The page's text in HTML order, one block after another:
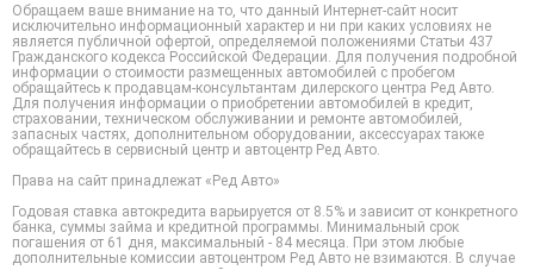
Обращаем ваше внимание на то, что данный Интернет-сайт носит
исключительно информационный характер и ни при каких условиях не
является публичной офертой, определяемой положениями Статьи 437
Гражданского кодекса Российской Федерации. Для получения подробной
информации о стоимости размещенных автомобилей с пробегом
обращайтесь к продавцам-консультантам дилерского центра Ред Авто.
Для получения информации о приобретении автомобилей в кредит,
страховании, техническом обслуживании и ремонте автомобилей,
запасных частях, дополнительном оборудовании, аксессуарах также
обращайтесь в сервисный центр и автоцентр Ред Авто.
Права на сайт принадлежат «Ред Авто»
Годовая ставка автокредита варьируется от 8.5% и зависит от конкретного
банка, суммы займа и кредитной программы. Минимальный срок
погашения от 61 дня, максимальный - 84 месяца. При этом любые
дополнительные комиссии автоцентром Ред Авто не взимаются. В случае